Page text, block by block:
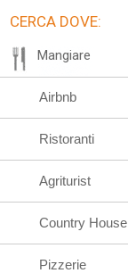
CERCA DOVE:
Mangiare
Airbnb
Ristoranti
Agriturist
Country House
Pizzerie